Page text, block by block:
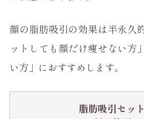
顔の脂肪吸引の効果は半永久
ットしても顔だけ痩せない方
い方」におすすめします。
脂肪吸引セット